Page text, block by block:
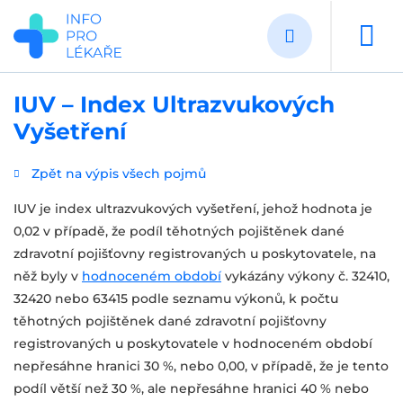
Přejít
hlavnímu
obsahu
IUV – Index Ultrazvukových
Vyšetření
Zpět na výpis všech pojmů
IUV je index ultrazvukových vyšetření, jehož hodnota je
0,02 v případě, že podíl těhotných pojištěnek dané
zdravotní pojišťovny registrovaných u poskytovatele, na
něž byly v hodnoceném obdobívykázány výkony č. 32410,
32420 nebo 63415 podle seznamu výkonů, k počtu
těhotných pojištěnek dané zdravotní pojišťovny
registrovaných u poskytovatele v hodnoceném období
nepřesáhne hranici 30 %, nebo 0,00, v případě, že je tento
podíl větší než 30 %, ale nepřesáhne hranici 40 % nebo